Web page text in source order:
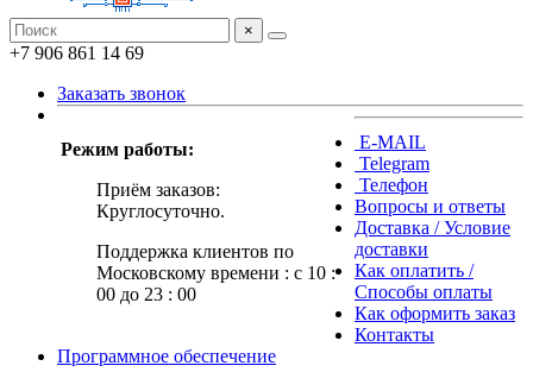
×
+7 906 861 14 69
Заказать звонок
Режим работы:
Приём заказов:
Круглосуточно.
Поддержка клиентов по
Московскому времени : с 10 :
00 до 23 : 00
E-MAIL
Telegram
Телефон
Вопросы и ответы
Доставка / Условие
доставки
Как оплатить /
Способы оплаты
Как оформить заказ
Контакты
Программное обеспечение